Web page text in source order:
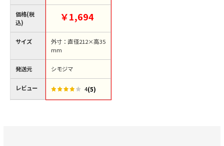
価格(税
込)
サイズ
発送元
レビュー
￥1,694
外寸：直径212×高35
mm
シモジマ
4(5)